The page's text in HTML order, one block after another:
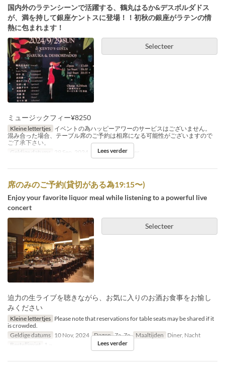
国内外のラテンシーンで活躍する、鶴丸はるか&デスボルダドス
が、満を持して銀座ケントスに登場！！初秋の銀座がラテンの情
熱に包まれます！
Selecteer
ミュージックフィー¥8250
Kleine lettertjes イベントの為ハッピーアワーのサービスはございません。
混み合った場合、テーブル席のご予約は相席になる可能性がございますので
ご了承下さい。
Geldige datums
29 Sep, 2024 Maaltijden Diner
Lees verder
席のみのご予約(貸切がある為19:15〜)
Enjoy your favorite liquor meal while listening to a powerful live
concert
Selecteer
迫力の生ライブを聴きながら、お気に入りのお酒お食事をお愉し
みください
Kleine lettertjes Please note that reservations for table seats may be shared if it
is crowded.
Geldige datums 10 Nov, 2024 Dagen Za, Zo Maaltijden Diner, Nacht
Bestellimiet
1 ~ Lees verder